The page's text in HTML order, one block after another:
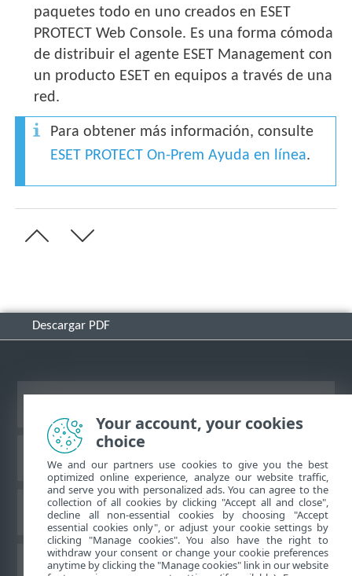
paquetes todo en uno creados en ESET
PROTECT Web Console. Es una forma cómoda
de distribuir el agente ESET Management con
un producto ESET en equipos a través de una
red.
Para obtener más información, consulte
ESET PROTECT On-Prem Ayuda en línea.
Descargar PDF
Base de conocimiento de ESET
Foro de ESET
Soporte regional
Your account, your cookies
choice
We and our partners use cookies to give you the best
optimized online experience, analyze our website traffic,
and serve you with personalized ads. You can agree to the
collection of all cookies by clicking "Accept all and close",
decline all non-essential cookies by choosing "Accept
essential cookies only", or adjust your cookie settings by
clicking "Manage cookies". You also have the right to
withdraw your consent or change your cookie preferences
anytime by clicking the "Manage cookies" link in our website